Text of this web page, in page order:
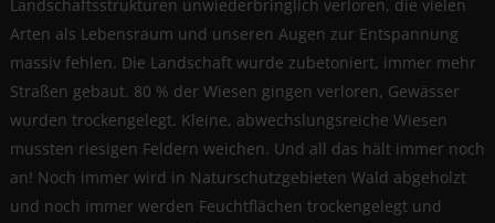
Landschaftsstrukturen unwiederbringlich verloren, die vielen
Arten als Lebensraum und unseren Augen zur Entspannung
massiv fehlen. Die Landschaft wurde zubetoniert, immer mehr
Straßen gebaut. 80 % der Wiesen gingen verloren, Gewässer
wurden trockengelegt. Kleine, abwechslungsreiche Wiesen
mussten riesigen Feldern weichen. Und all das hält immer noch
an! Noch immer wird in Naturschutzgebieten Wald abgeholzt
und noch immer werden Feuchtflächen trockengelegt und